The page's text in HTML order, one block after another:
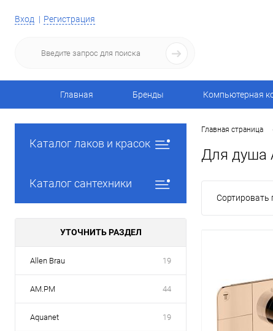
Вход Регистрация
Главная Бренды Компьютерная
Каталог лаков и красок
Каталог сантехники
УТОЧНИТЬ РАЗДЕЛ
Allen Brau 19
AM.PM 44
Aquanet 19
Главная страница
Для душа
Сортировать